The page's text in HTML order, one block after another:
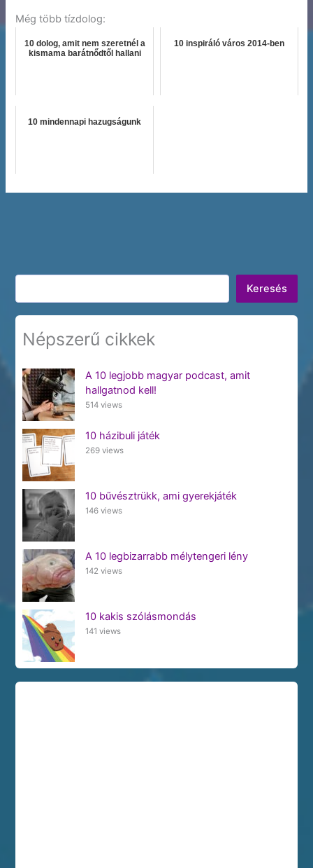
Még több tízdolog:
10 dolog, amit nem szeretnél a
kismama barátnődtől hallani
10 inspiráló város 2014-ben
10 mindennapi hazugságunk
Keresés
Keresés
Népszerű cikkek
A 10 legjobb magyar podcast, amit
hallgatnod kell!
514 views
10 házibuli játék
269 views
10 bűvésztrükk, ami gyerekjáték
146 views
A 10 legbizarrabb mélytengeri lény
142 views
10 kakis szólásmondás
141 views